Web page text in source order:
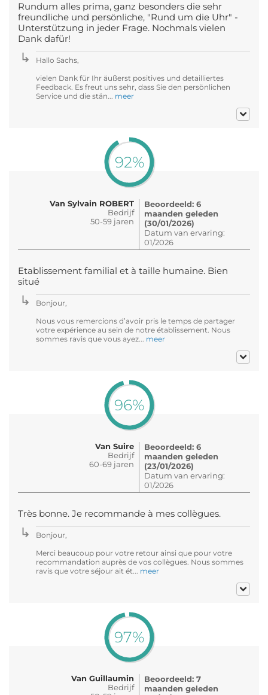
Rundum alles prima, ganz besonders die sehr
freundliche und persönliche, "Rund um die Uhr" -
Unterstützung in jeder Frage. Nochmals vielen
Dank dafür!
Hallo Sachs,
vielen Dank für Ihr äußerst positives und detailliertes
Feedback. Es freut uns sehr, dass Sie den persönlichen
Service und die stän... meer
92%
Van Sylvain ROBERT
Bedrijf
50-59 jaren
Beoordeeld: 6
maanden geleden
(30/01/2026)
Datum van ervaring:
01/2026
Etablissement familial et à taille humaine. Bien
situé
Bonjour,
Nous vous remercions d’avoir pris le temps de partager
votre expérience au sein de notre établissement. Nous
sommes ravis que vous ayez... meer
96%
Van Suire
Bedrijf
60-69 jaren
Beoordeeld: 6
maanden geleden
(23/01/2026)
Datum van ervaring:
01/2026
Très bonne. Je recommande à mes collègues.
Bonjour,
Merci beaucoup pour votre retour ainsi que pour votre
recommandation auprès de vos collègues. Nous sommes
ravis que votre séjour ait ét... meer
97%
Van Guillaumin
Bedrijf
Beoordeeld: 7
maanden geleden